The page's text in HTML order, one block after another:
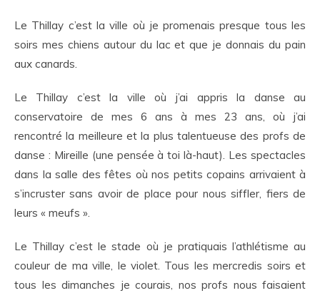
Le Thillay c’est la ville où je promenais presque tous les
soirs mes chiens autour du lac et que je donnais du pain
aux canards.
Le Thillay c’est la ville où j’ai appris la danse au
conservatoire de mes 6 ans à mes 23 ans, où j’ai
rencontré la meilleure et la plus talentueuse des profs de
danse : Mireille (une pensée à toi là-haut). Les spectacles
dans la salle des fêtes où nos petits copains arrivaient à
s’incruster sans avoir de place pour nous siffler, fiers de
leurs « meufs ».
Le Thillay c’est le stade où je pratiquais l’athlétisme au
couleur de ma ville, le violet. Tous les mercredis soirs et
tous les dimanches je courais, nos profs nous faisaient